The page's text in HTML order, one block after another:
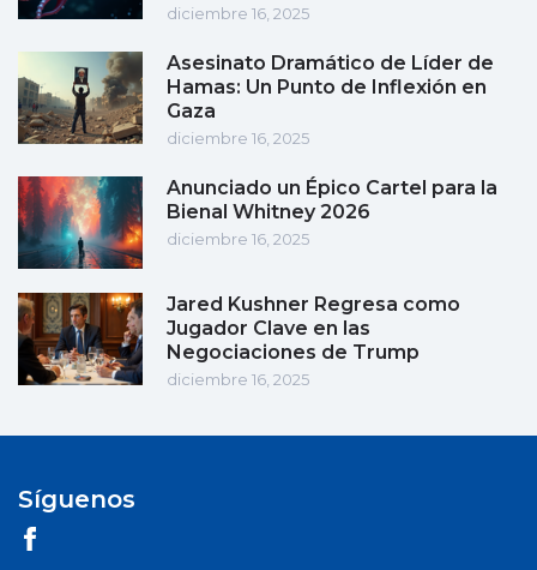
diciembre 16, 2025
Asesinato Dramático de Líder de
Hamas: Un Punto de Inflexión en
Gaza
diciembre 16, 2025
Anunciado un Épico Cartel para la
Bienal Whitney 2026
diciembre 16, 2025
Jared Kushner Regresa como
Jugador Clave en las
Negociaciones de Trump
diciembre 16, 2025
Síguenos